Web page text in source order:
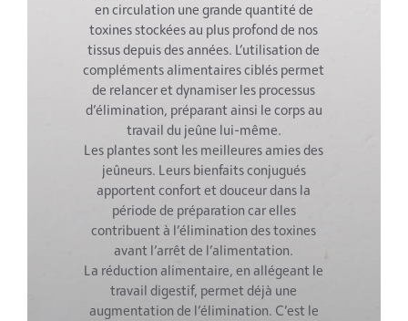
en circulation une grande quantité de
toxines stockées au plus profond de nos
tissus depuis des années. L’utilisation de
compléments alimentaires ciblés permet
de relancer et dynamiser les processus
d’élimination, préparant ainsi le corps au
travail du jeûne lui-même.
Les plantes sont les meilleures amies des
jeûneurs. Leurs bienfaits conjugués
apportent confort et douceur dans la
période de préparation car elles
contribuent à l’élimination des toxines
avant l’arrêt de l’alimentation.
La réduction alimentaire, en allégeant le
travail digestif, permet déjà une
augmentation de l’élimination. C’est le